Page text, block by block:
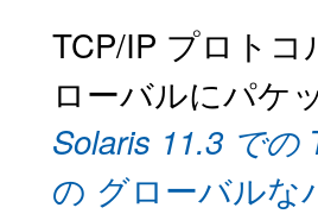
TCP/IP プロト
ローバルにパケ
Solaris 11.3 での
の グローバルな